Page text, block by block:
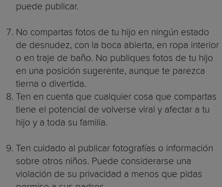
puede publicar.
No compartas fotos de tu hijo en ningún estado
de desnudez, con la boca abierta, en ropa interior
o en traje de baño. No publiques fotos de tu hijo
en una posición sugerente, aunque te parezca
tierna o divertida.
Ten en cuenta que cualquier cosa que compartas
tiene el potencial de volverse viral y afectar a tu
hijo y a toda su familia.
Ten cuidado al publicar fotografías o información
sobre otros niños. Puede considerarse una
violación de su privacidad a menos que pidas